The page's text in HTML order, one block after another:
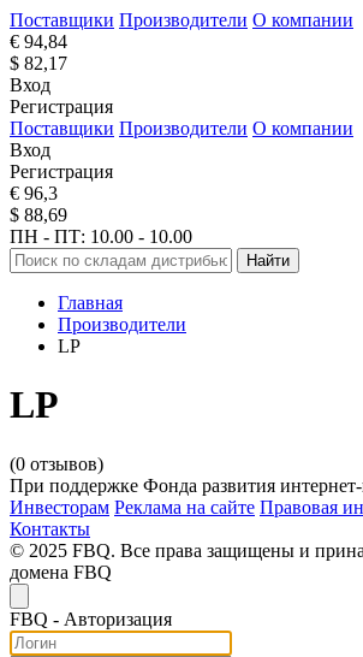
Поставщики Производители О компании
€ 94,84
$ 82,17
Вход
Регистрация
Поставщики Производители О компании
Вход
Регистрация
€ 96,3
$ 88,69
ПН - ПТ: 10.00 - 10.00
Найти
Главная
Производители
LP
LP
(0 отзывов)
При поддержке Фонда развития
Инвесторам Реклама на сайте Правовая
Контакты
© 2025 FBQ. Все права защищены и
домена FBQ
FBQ - Авторизация